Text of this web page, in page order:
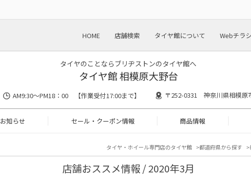
HOME 店舗検索 タイヤ館について Webチラシ
タイヤのことならブリヂストンのタイヤ館へ
タイヤ館 相模原大野台
AM9:30～PM18：00 【作業受付17:00まで】 〒252-0331 神奈川県相模原
お知らせ セール・クーポン情報 商品情報
タイヤ・ホイール専門店のタイヤ館 都道府県から探す
店舗おススメ情報 / 2020年3月